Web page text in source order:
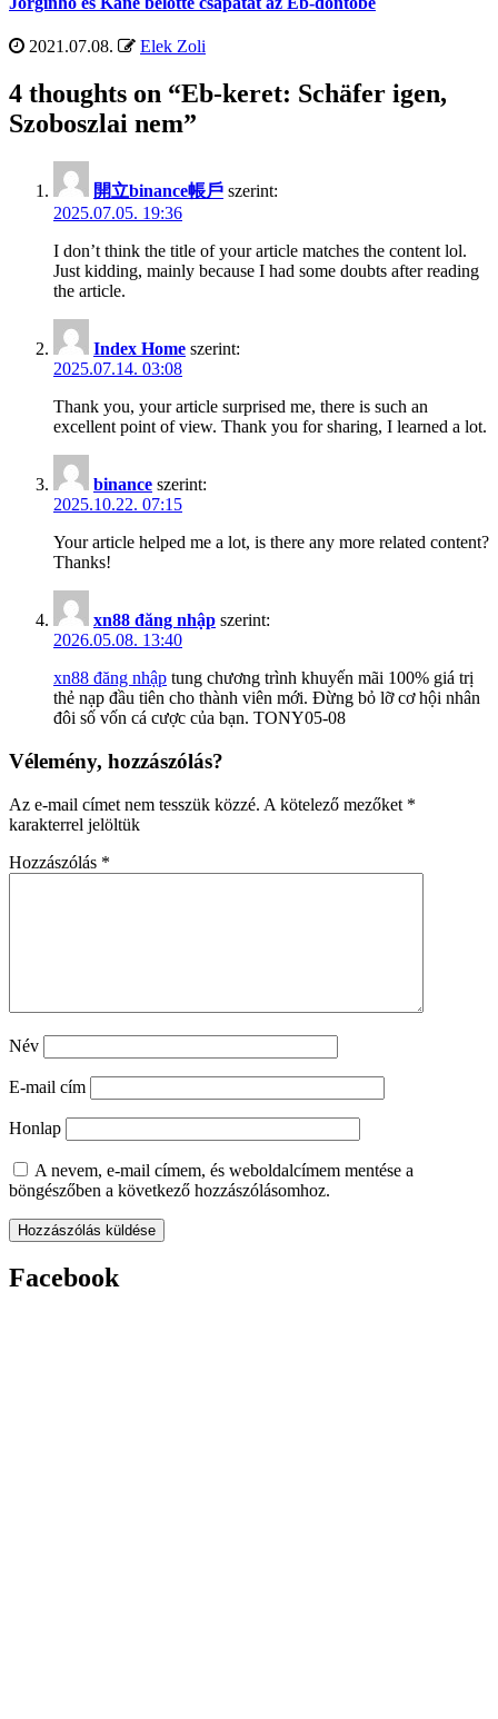
2021.07.08. Elek Zoli
4 thoughts on “Eb-keret: Schäfer igen,
Szoboszlai nem”
開立binance帳戶 szerint:
2025.07.05. 19:36
I don’t think the title of your article matches the content lol.
Just kidding, mainly because I had some doubts after reading
the article.
Index Home szerint:
2025.07.14. 03:08
Thank you, your article surprised me, there is such an
excellent point of view. Thank you for sharing, I learned a lot.
binance szerint:
2025.10.22. 07:15
Your article helped me a lot, is there any more related content?
Thanks!
xn88 đăng nhập szerint:
2026.05.08. 13:40
xn88 đăng nhập tung chương trình khuyến mãi 100% giá trị
thẻ nạp đầu tiên cho thành viên mới. Đừng bỏ lỡ cơ hội nhân
đôi số vốn cá cược của bạn. TONY05-08
Vélemény, hozzászólás?
Az e-mail címet nem tesszük közzé. A kötelező mezőket *
karakterrel jelöltük
Hozzászólás *
Név
E-mail cím
Honlap
A nevem, e-mail címem, és weboldalcímem mentése a
böngészőben a következő hozzászólásomhoz.
Facebook